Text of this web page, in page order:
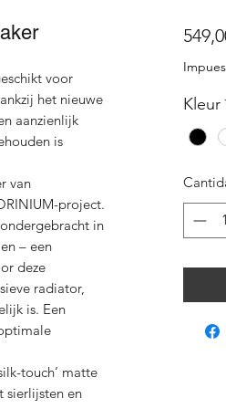
voor
het nieuwe
aanzienlijk
is
van
project.
in
– een
deze
radiator,
is. Een
touch’ matte
sierlijsten en
Kleur